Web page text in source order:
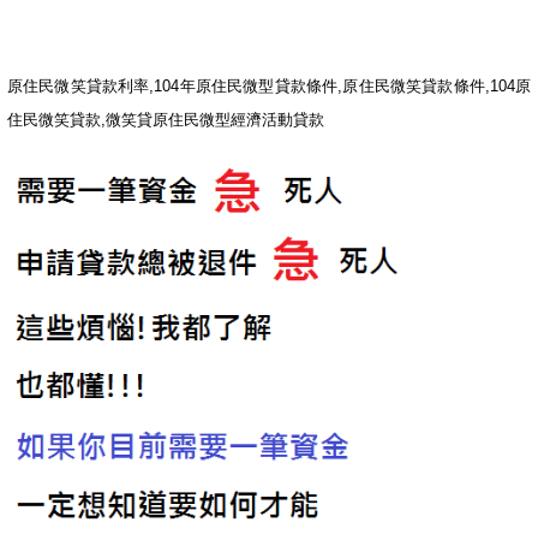
原住民微笑貸款利率,104年原住民微型貸款條件,原住民微笑貸款條件,104原
住民微笑貸款,微笑貸原住民微型經濟活動貸款